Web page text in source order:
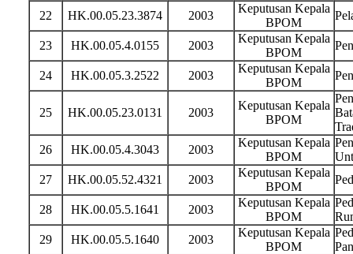
22
HK.00.05.23.3874 2003
Keputusan Kepala
BPOM
23 HK.00.05.4.0155 2003
Keputusan Kepala
BPOM
24 HK.00.05.3.2522 2003
Keputusan Kepala
BPOM
25 HK.00.05.23.0131 2003
Keputusan Kepala
BPOM
26
HK.00.05.4.3043 2003
Keputusan Kepala
BPOM
27
HK.00.05.52.4321 2003
Keputusan Kepala
BPOM
28 HK.00.05.5.1641 2003
Keputusan Kepala
BPOM
29
HK.00.05.5.1640 2003
Keputusan Kepala
BPOM